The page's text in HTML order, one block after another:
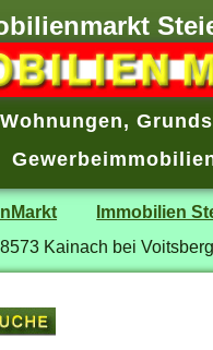
Wohnungen,
Immobilien
Kainach bei Voitsberg